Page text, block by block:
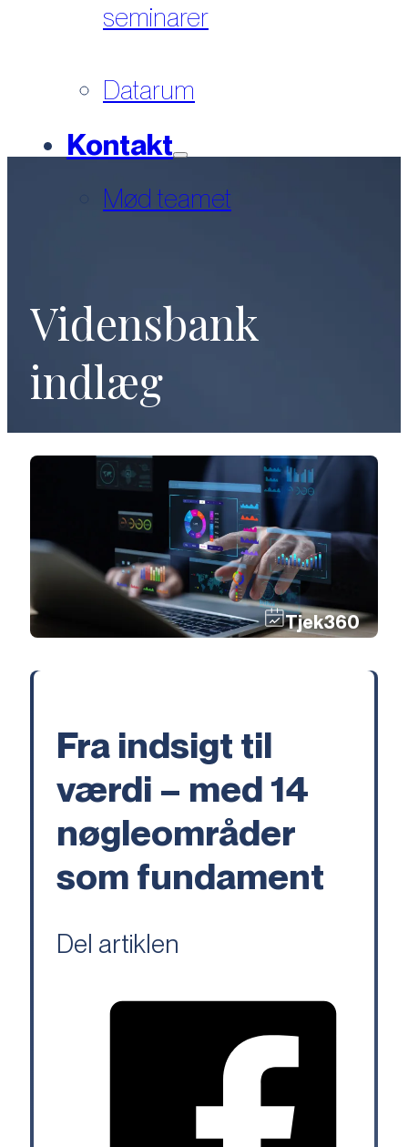
seminarer
Datarum
Kontakt
Mød teamet
Vidensbank
indlæg
Tjek360
Fra indsigt til
værdi – med 14
nøgleområder
som fundament
Del artiklen